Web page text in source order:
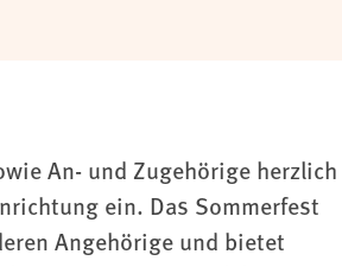
An- und Zugehörige herzlich
ein. Das Sommerfest
Angehörige und bietet